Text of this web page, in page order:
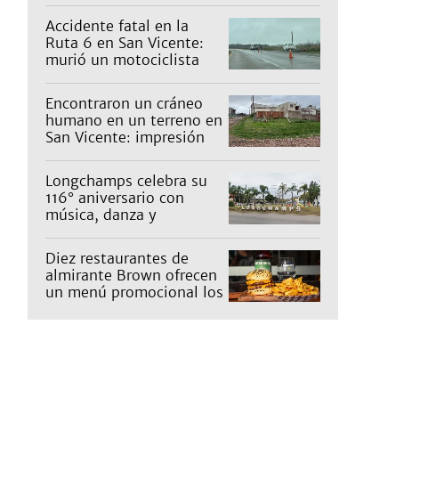
Accidente fatal en la
Ruta 6 en San Vicente:
murió un motociclista
Encontraron un cráneo
humano en un terreno en
San Vicente: impresión
Longchamps celebra su
116° aniversario con
música, danza y
familia
Diez restaurantes de
almirante Brown ofrecen
un menú promocional los